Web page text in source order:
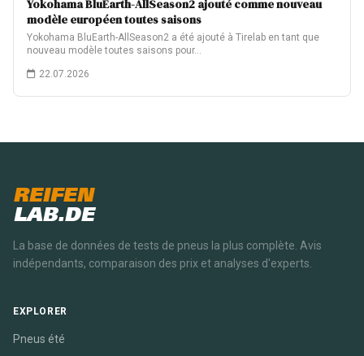
Yokohama BluEarth-AllSeason2 ajouté comme nouveau
modèle européen toutes saisons
Yokohama BluEarth-AllSeason2 a été ajouté à Tirelab en tant que
nouveau modèle toutes saisons pour…
22.07.2026
REIFEN
LAB.DE
La base de données de tests de pneus la plus complète. Avis
indépendants, comparaison des prix et analyses d'experts.
EXPLORER
Pneus été